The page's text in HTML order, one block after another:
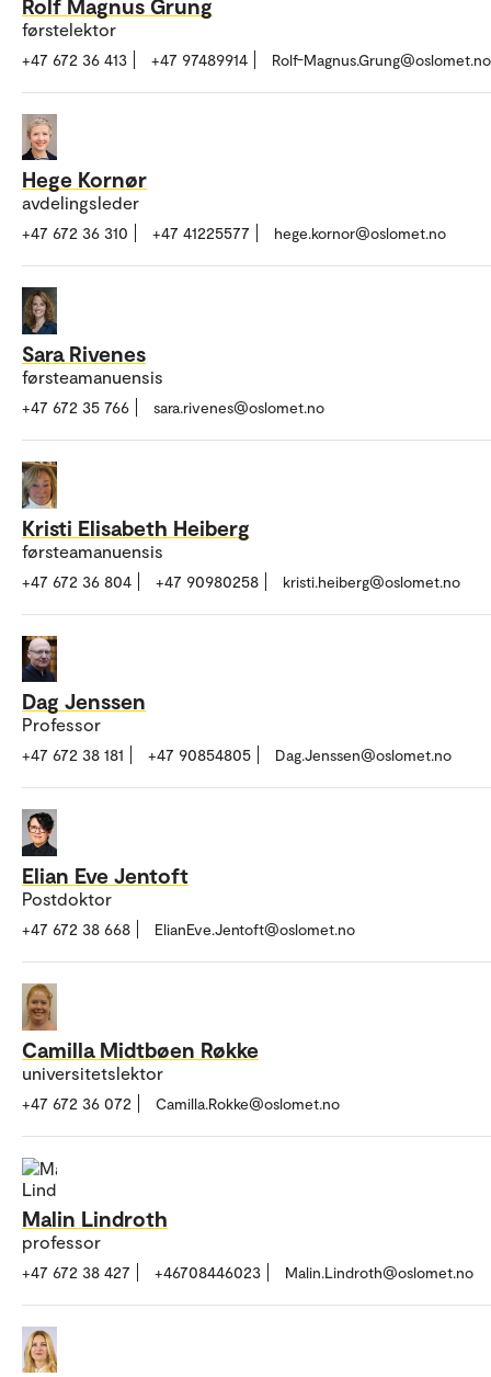
førstelektor
+47 672 36 413 +47 97489914 Rolf-Magnus.Grung@oslomet.no
Hege Kornør
avdelingsleder
+47 672 36 310 +47 41225577 hege.kornor@oslomet.no
Sara Rivenes
førsteamanuensis
+47 672 35 766 sara.rivenes@oslomet.no
Kristi Elisabeth Heiberg
førsteamanuensis
+47 672 36 804 +47 90980258 kristi.heiberg@oslomet.no
Dag Jenssen
Professor
+47 672 38 181 +47 90854805 Dag.Jenssen@oslomet.no
Elian Eve Jentoft
Postdoktor
+47 672 38 668 ElianEve.Jentoft@oslomet.no
Camilla Midtbøen Røkke
universitetslektor
+47 672 36 072 Camilla.Rokke@oslomet.no
Malin Lindroth
professor
+47 672 38 427 +46708446023 Malin.Lindroth@oslomet.no